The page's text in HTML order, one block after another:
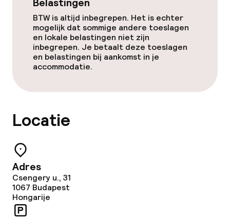
Eet- en drinkdiensten
Ontbijtbuffet
Lunchbuffet
Dieetopties
Speciale dieetopties
BTW is altijd inbegrepen. Het is echter
mogelijk dat sommige andere toeslagen
en lokale belastingen niet zijn
inbegrepen. Je betaalt deze toeslagen
en belastingen bij aankomst in je
accommodatie.
Locatie
Adres
Csengery u., 31
1067 Budapest
Hongarije